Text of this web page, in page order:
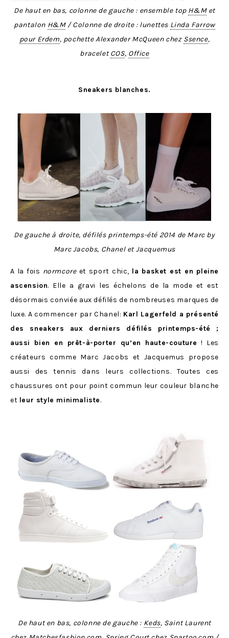
De haut en bas, colonne de gauche : ensemble top H&Met
pantalon H&M/ Colonne de droite : lunettes Linda Farrow
pour Erdem, pochette Alexander McQueen chez Ssence,
braceletCOS, Office
Sneakers blanches.
De gauche à droite, défilés printemps-été 2014 de Marc by
Marc Jacobs, Chanel et Jacquemus
A la fois normcoreet sport chic, la basket est en pleine
ascension. Elle a gravi les échelons de la mode et est
désormais conviée aux défilés de nombreuses marques de
luxe. A commencer par Chanel: Karl Lagerfeld a présenté
des sneakers aux derniers défilés printemps-été ;
aussi bien en prêt-à-porter qu’en haute-couture ! Les
créateurs comme Marc Jacobs et Jacquemus propose
aussi des tennis dans leurs collections. Toutes ces
chaussures ont pour point commun leur couleur blanche
et leur style minimaliste.
De haut en bas, colonne de gauche : Keds, Saint Laurent